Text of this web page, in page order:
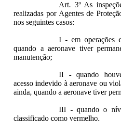
Art. 3º As
realizadas por Agentes de
nos seguintes casos:
I - em operações
quando a aeronave tiver
manutenção;
II - quando
acesso indevido à aeronave ou
ainda, quando a aeronave tiver
III - quando o
classificado como vermelho.